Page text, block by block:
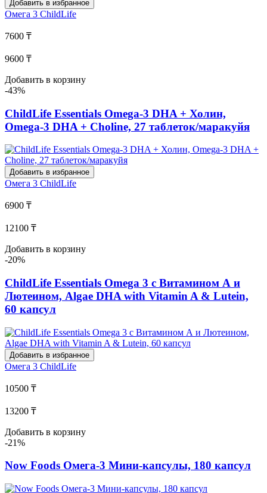
Добавить в избранное
Омега 3 ChildLife
7600 ₸
9600 ₸
Добавить в корзину
-43%
ChildLife Essentials Omega-3 DHA + Холин,
Omega-3 DHA + Choline, 27 таблеток/маракуйя
Добавить в избранное
Омега 3 ChildLife
6900 ₸
12100 ₸
Добавить в корзину
-20%
ChildLife Essentials Omega 3 с Витамином А и
Лютеином, Algae DHA with Vitamin A & Lutein,
60 капсул
Добавить в избранное
Омега 3 ChildLife
10500 ₸
13200 ₸
Добавить в корзину
-21%
Now Foods Омега-3 Мини-капсулы, 180 капсул